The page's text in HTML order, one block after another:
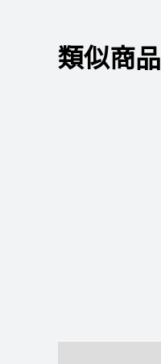
類似商